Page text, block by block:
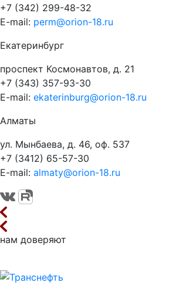
+7 (342) 299-48-32
E-mail: perm@orion-18.ru
Екатеринбург
проспект Космонавтов, д. 21
+7 (343) 357-93-30
E-mail: ekaterinburg@orion-18.ru
Алматы
ул. Мынбаева, д. 46, оф. 537
+7 (3412) 65-57-30
E-mail: almaty@orion-18.ru
нам доверяют